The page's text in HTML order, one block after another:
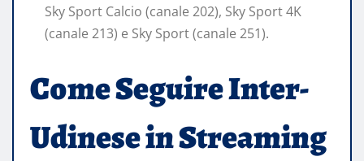
Sky Sport Calcio (canale 202), Sky Sport 4K
(canale 213) e Sky Sport (canale 251).​
Come Seguire Inter-
Udinese in Streaming